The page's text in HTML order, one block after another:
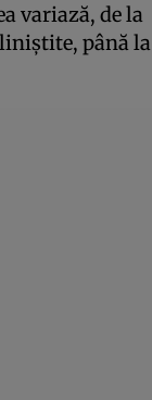
variază, de la
până la